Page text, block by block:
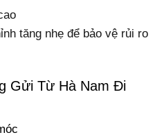
tăng nhẹ để bảo vệ rủi ro
Gửi Từ Hà Nam Đi